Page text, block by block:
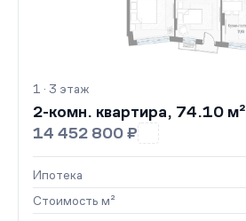
1 · 3 этаж
2-комн. квартира, 74.10 м²
14 452 800 ₽
Ипотека
Стоимость м²